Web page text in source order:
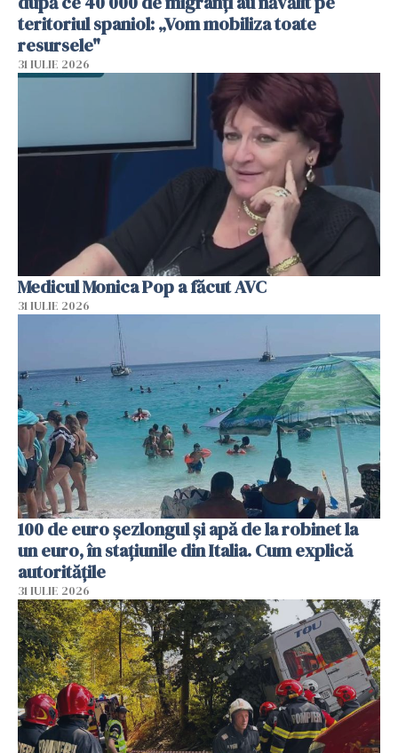
teritoriul spaniol: „Vom mobiliza toate
resursele"
31 IULIE 2026
Medicul Monica Pop a făcut AVC
31 IULIE 2026
100 de euro șezlongul și apă de la robinet la
un euro, în stațiunile din Italia. Cum explică
autoritățile
31 IULIE 2026